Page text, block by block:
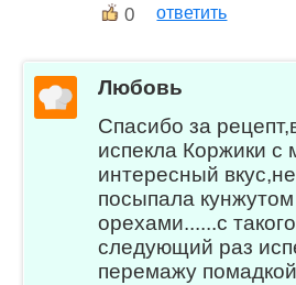
0 ответить
Любовь
Спасибо за
испекла Коржики с
интересный
посыпала кунжутом
орехами......с
следующий раз
перемажу